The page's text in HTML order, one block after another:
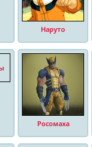
Наруто
Росомаха